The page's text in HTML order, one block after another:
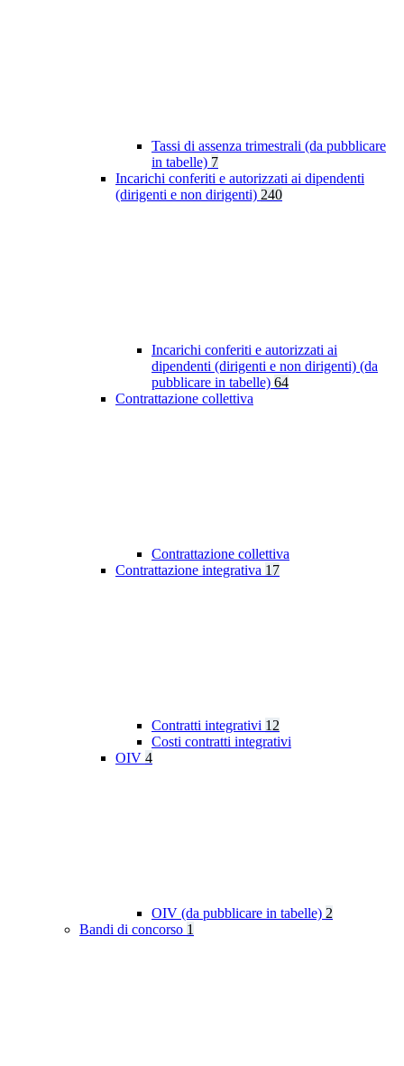
Tassi di assenza trimestrali (da pubblicare
in tabelle) 7
Incarichi conferiti e autorizzati ai dipendenti
(dirigenti e non dirigenti) 240
Incarichi conferiti e autorizzati ai
dipendenti (dirigenti e non dirigenti) (da
pubblicare in tabelle) 64
Contrattazione collettiva
Contrattazione collettiva
Contrattazione integrativa 17
Contratti integrativi 12
Costi contratti integrativi
OIV 4
OIV (da pubblicare in tabelle) 2
Bandi di concorso 1